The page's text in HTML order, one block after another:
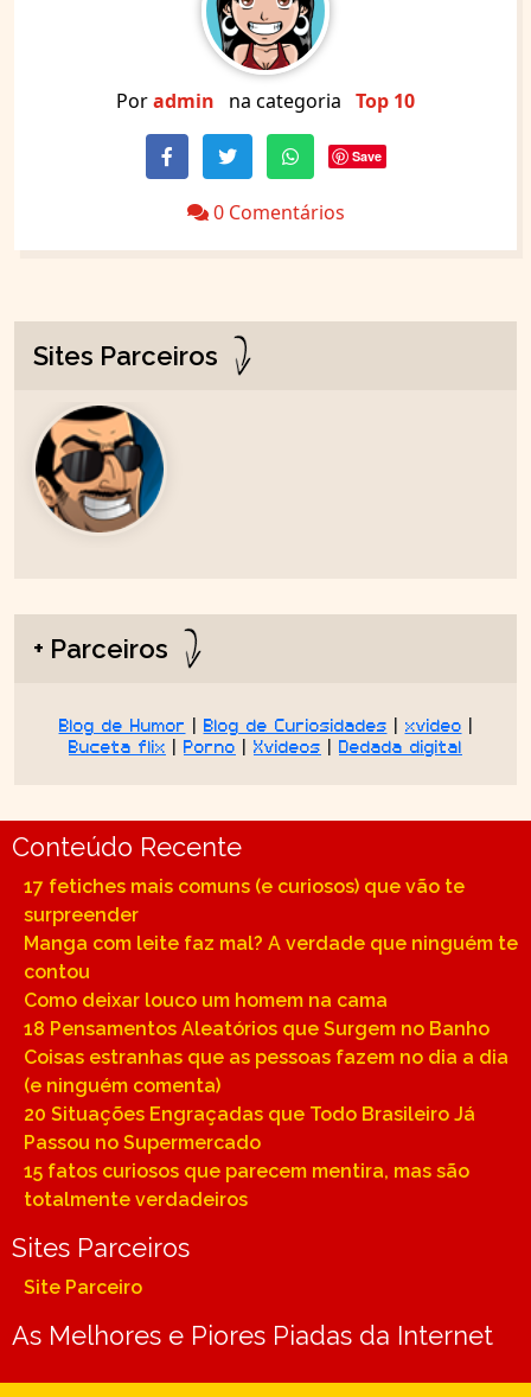
Poradmin na categoria Top 10
Save
0 Comentários
Sites Parceiros
+ Parceiros
Blog de Humor | Blog de Curiosidades | xvideo |
Buceta flix | Porno | Xvideos | Dedada digital
Conteúdo Recente
17 fetiches mais comuns (e curiosos) que vão te
surpreender
Manga com leite faz mal? A verdade que ninguém te
contou
Como deixar louco um homem na cama
18 Pensamentos Aleatórios que Surgem no Banho
Coisas estranhas que as pessoas fazem no dia a dia
(e ninguém comenta)
20 Situações Engraçadas que Todo Brasileiro Já
Passou no Supermercado
15 fatos curiosos que parecem mentira, mas são
totalmente verdadeiros
Sites Parceiros
Site Parceiro
As Melhores e Piores Piadas da Internet